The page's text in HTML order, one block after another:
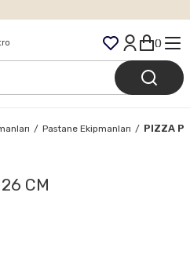
Kargo
Pastane Ekipmanları PIZZA
CM